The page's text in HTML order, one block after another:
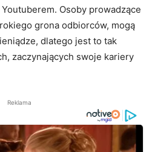
Osoby prowadzące
grona odbiorców, mogą
dlatego jest to tak
zaczynających swoje kariery
Reklama